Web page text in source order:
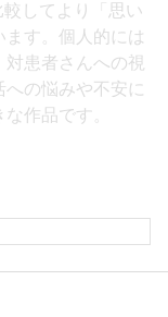
してより「思い
す。個人的には
対患者さんへの視
の悩みや不安に
作品です。